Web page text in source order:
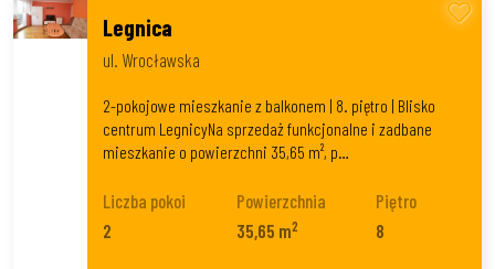
Legnica
ul. Wrocławska
2-pokojowe mieszkanie z balkonem | 8. piętro | Blisko
centrum LegnicyNa sprzedaż funkcjonalne i zadbane
mieszkanie o powierzchni 35,65 m², p…
Liczba pokoi
2
Powierzchnia
35,65 m2
Piętro
8